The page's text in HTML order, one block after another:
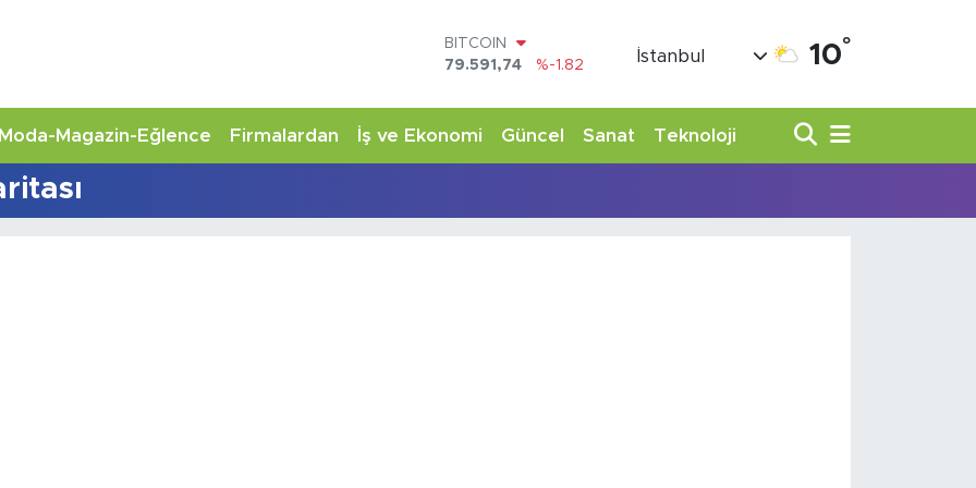
BITCOIN
79.591,74
%-1.82
45,43620
%0.02
EURO
G.ALTIN
İstanbul 10°
Moda-Magazin-Eğlence Firmalardan İş ve Ekonomi Güncel Sanat Teknoloji